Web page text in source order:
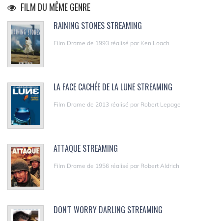
FILM DU MÊME GENRE
RAINING STONES STREAMING
Film Drame de 1993 réalisé par Ken Loach
LA FACE CACHÉE DE LA LUNE STREAMING
Film Drame de 2013 réalisé par Robert Lepage
ATTAQUE STREAMING
Film Drame de 1956 réalisé par Robert Aldrich
DON'T WORRY DARLING STREAMING